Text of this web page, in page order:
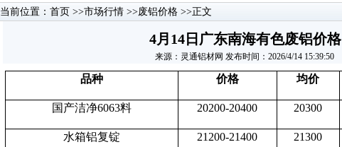
当前位置： 首页 >>市场行情 >>废铝价格 >>正文
4月14日广东南海有色废铝价格
来源：灵通铝材网 发布时间：2026/4/14 15:39:50
品种 价格 均价
国产洁净6063料 20200-20400 20300
水箱铝复锭 21200-21400 21300